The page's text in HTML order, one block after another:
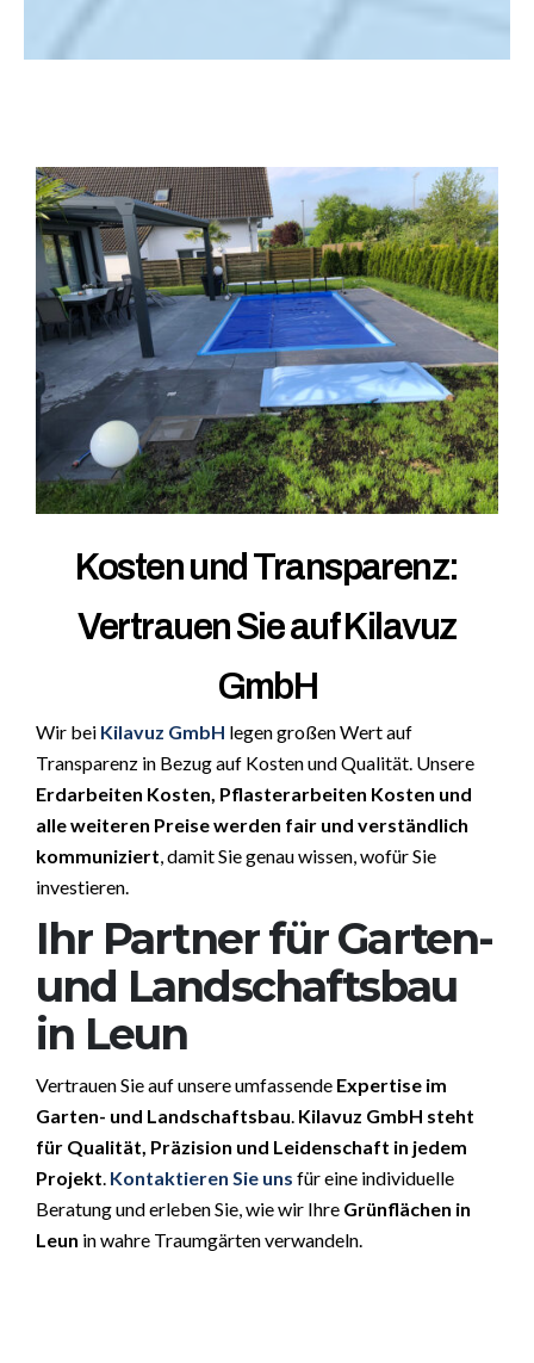
Kosten und Transparenz:
Vertrauen Sie auf Kilavuz
GmbH
Wir bei Kilavuz GmbH legen großen Wert auf
Transparenz in Bezug auf Kosten und Qualität. Unsere
Erdarbeiten Kosten, Pflasterarbeiten Kosten und
alle weiteren Preise werden fair und verständlich
kommuniziert, damit Sie genau wissen, wofür Sie
investieren.
Ihr Partner für Garten-
und Landschaftsbau
in Leun
Vertrauen Sie auf unsere umfassende Expertise im
Garten- und Landschaftsbau. Kilavuz GmbH steht
für Qualität, Präzision und Leidenschaft in jedem
Projekt. Kontaktieren Sie uns für eine individuelle
Beratung und erleben Sie, wie wir Ihre Grünflächen in
Leun in wahre Traumgärten verwandeln.